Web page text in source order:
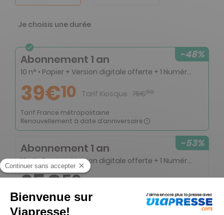
Je choisis une durée
-48%
Abonnement 1 an
10 n° • Papier + Version digitale offerte + 1 Numéro double + 4 Hs
39€10 Tarif Kiosque : 75€90
Tarif France métropolitaine
Renouvellement à date d’anniversaire
-53%
Abonnement 1 an
10 n° • Papier + Version digitale offerte + 1 Numéro double (offre réservée aux étudiants)
25€50 90
Tarif France métropolitaine
Renouvellement à date d’anniversaire